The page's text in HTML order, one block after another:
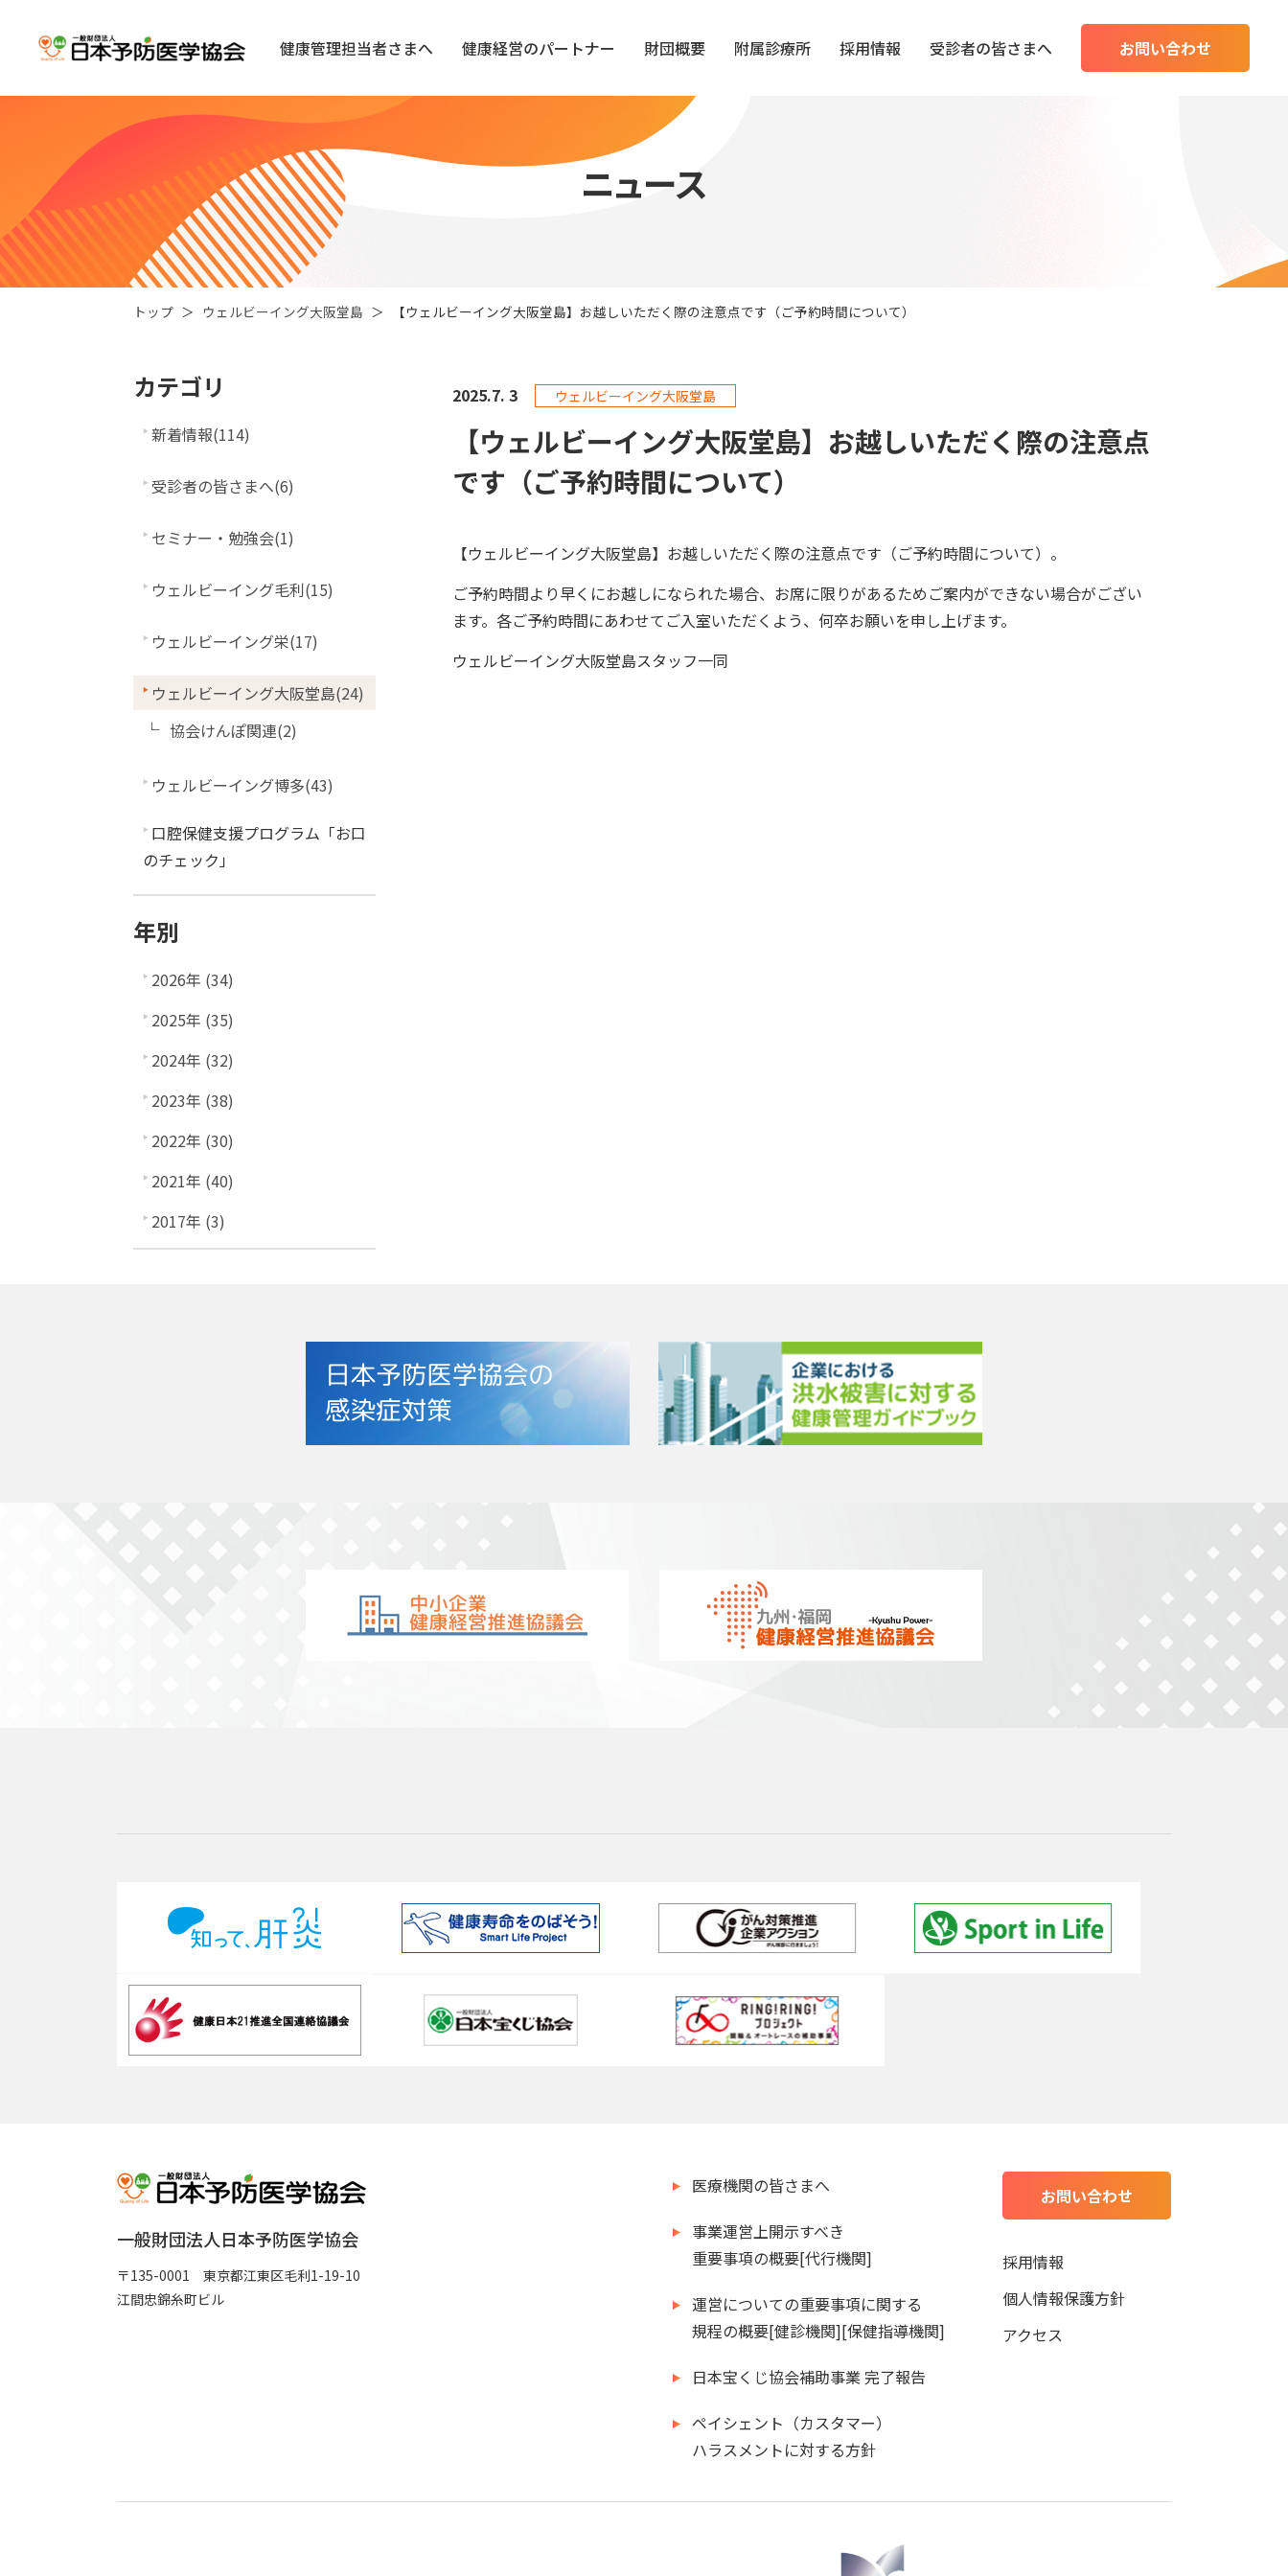
健康管理担当者さまへ 健康経営のパートナー 財団概要 附属診療所 採用情報 受診者の皆さまへ お問い合わせ
ニュース
トップ ウェルビーイング大阪堂島 【ウェルビーイング大阪堂島】お越しいただく際の注意点です（ご予約時間について）
2025.7. 3 ウェルビーイング大阪堂島
【ウェルビーイング大阪堂島】お越しいただく際の注意点
です（ご予約時間について）
【ウェルビーイング大阪堂島】お越しいただく際の注意点です（ご予約時間について）。
ご予約時間より早くにお越しになられた場合、お席に限りがあるためご案内ができない場合がござい
ます。各ご予約時間にあわせてご入室いただくよう、何卒お願いを申し上げます。
ウェルビーイング大阪堂島スタッフ一同
カテゴリ
新着情報(114)
受診者の皆さまへ(6)
セミナー・勉強会(1)
ウェルビーイング毛利(15)
ウェルビーイング栄(17)
ウェルビーイング大阪堂島(24)
協会けんぽ関連(2)
ウェルビーイング博多(43)
口腔保健支援プログラム「お口
のチェック」
年別
2026年 (34)
2025年 (35)
2024年 (32)
2023年 (38)
2022年 (30)
2021年 (40)
2017年 (3)
一般財団法人日本予防医学協会
〒135-0001 東京都江東区毛利1-19-10
江間忠錦糸町ビル
医療機関の皆さまへ
事業運営上開示すべき
重要事項の概要[代行機関]
運営についての重要事項に関する
規程の概要[健診機関][保健指導機関]
日本宝くじ協会補助事業 完了報告
ペイシェント（カスタマー）
ハラスメントに対する方針
お問い合わせ
採用情報
個人情報保護方針
アクセス